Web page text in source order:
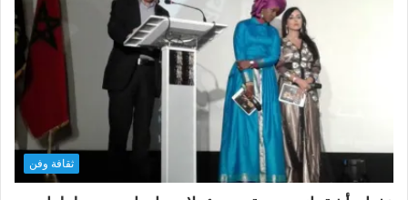
ثقافة وفن